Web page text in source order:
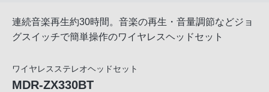
連続音楽再生約30時間。音楽の再生・音量調節などジョ
グスイッチで簡単操作のワイヤレスヘッドセット
ワイヤレスステレオヘッドセット
MDR-ZX330BT